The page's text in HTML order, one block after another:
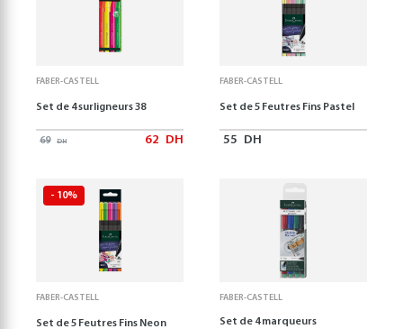
FABER-CASTELL
Set de 4 surligneurs 38
69 DH 62 DH
FABER-CASTELL
Set de 5 Feutres Fins Pastel
55 DH
- 10%
FABER-CASTELL
Set de 5 Feutres Fins Neon
FABER-CASTELL
Set de 4 marqueurs